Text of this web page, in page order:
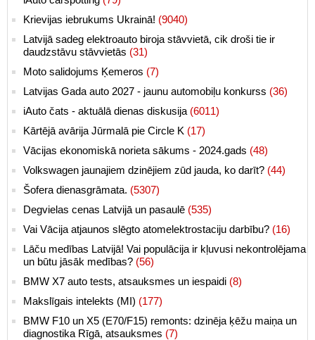
Krievijas iebrukums Ukrainā! (9040)
Latvijā sadeg elektroauto biroja stāvvietā, cik droši tie ir
daudzstāvu stāvvietās (31)
Moto salidojums Ķemeros (7)
Latvijas Gada auto 2027 - jaunu automobiļu konkurss (36)
iAuto čats - aktuālā dienas diskusija (6011)
Kārtējā avārija Jūrmalā pie Circle K (17)
Vācijas ekonomiskā norieta sākums - 2024.gads (48)
Volkswagen jaunajiem dzinējiem zūd jauda, ko darīt? (44)
Šofera dienasgrāmata. (5307)
Degvielas cenas Latvijā un pasaulē (535)
Vai Vācija atjaunos slēgto atomelektrostaciju darbību? (16)
Lāču medības Latvijā! Vai populācija ir kļuvusi nekontrolējama
un būtu jāsāk medības? (56)
BMW X7 auto tests, atsauksmes un iespaidi (8)
Makslīgais intelekts (MI) (177)
BMW F10 un X5 (E70/F15) remonts: dzinēja ķēžu maiņa un
diagnostika Rīgā, atsauksmes (7)